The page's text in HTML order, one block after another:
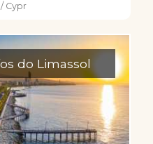
Cypr
do Limassol